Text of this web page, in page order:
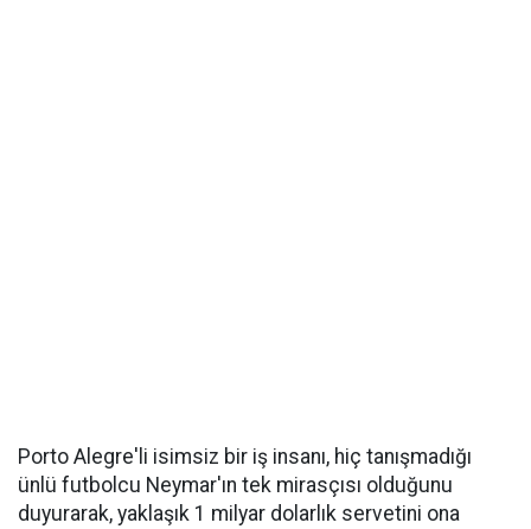
Porto Alegre'li isimsiz bir iş insanı, hiç tanışmadığı
ünlü futbolcu Neymar'ın tek mirasçısı olduğunu
duyurarak, yaklaşık 1 milyar dolarlık servetini ona